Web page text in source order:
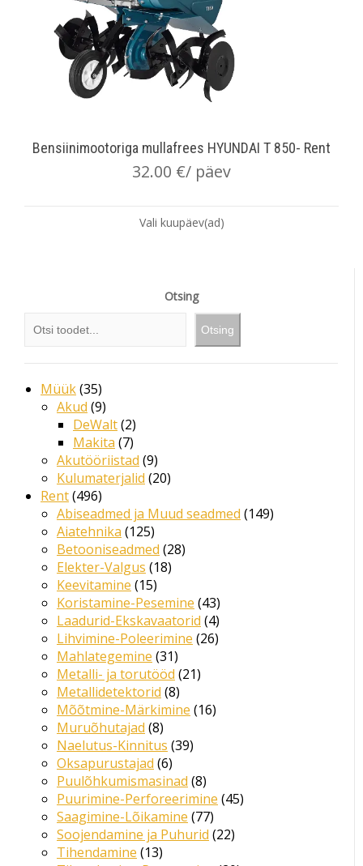
Bensiinimootoriga mullafrees HYUNDAI T 850- Rent
32.00 €/ päev
Vali kuupäev(ad)
Otsing
Otsing
Müük 35
Akud 9
DeWalt 2
Makita 7
Akutööriistad 9
Kulumaterjalid 20
Rent 496
Abiseadmed ja Muud seadmed 149
Aiatehnika 125
Betooniseadmed 28
Elekter-Valgus 18
Keevitamine 15
Koristamine-Pesemine 43
Laadurid-Ekskavaatorid 4
Lihvimine-Poleerimine 26
Mahlategemine 31
Metalli- ja torutööd 21
Metallidetektorid 8
Mõõtmine-Märkimine 16
Muruõhutajad 8
Naelutus-Kinnitus 39
Oksapurustajad 6
Puulõhkumismasinad 8
Puurimine-Perforeerimine 45
Saagimine-Lõikamine 77
Soojendamine ja Puhurid 22
Tihendamine 13